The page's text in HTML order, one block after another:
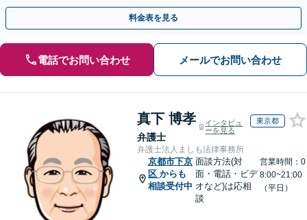
【初回相談無料】【全国対応可能】
料金表を見る
電話でお問い合わせ メールでお問い合わせ
真下 博孝
弁護士
インタビュ
ーを見る
東京都
弁護士法人ましも法律事務所
京都市下京
区 からも
相談受付中
面談方法(対
面・電話・ビデ
オなど)は応相
談
営業時間：0
8:00~21:00
（平日）